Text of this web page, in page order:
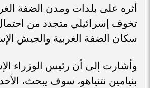
أثره على بلدات ومدن الضفة
تخوف إسرائيلي متجدد من
سكان الضفة الغربية والجيش
وأشارت إلى أن رئيس الوزراء
بنيامين نتنياهو، سوف يبحث،